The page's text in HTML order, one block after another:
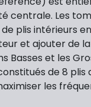
centrale. Les
plis intérieurs
et ajouter de
Basses et les
de 8 plis
les